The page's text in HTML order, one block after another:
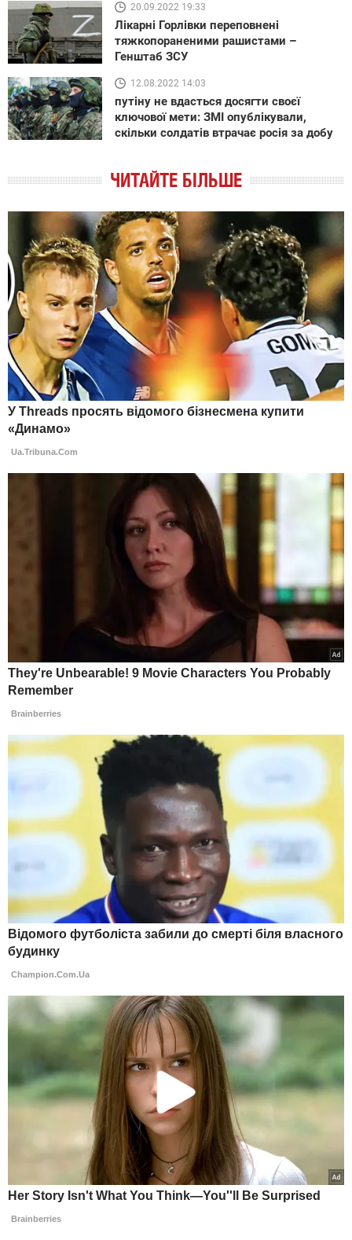
20.09.2022 19:33
Лікарні Горлівки переповнені
тяжкопораненими рашистами –
Генштаб ЗСУ
12.08.2022 14:03
путіну не вдасться досягти своєї
ключової мети: ЗМІ опублікували,
скільки солдатів втрачає росія за добу
ЧИТАЙТЕ БІЛЬШЕ